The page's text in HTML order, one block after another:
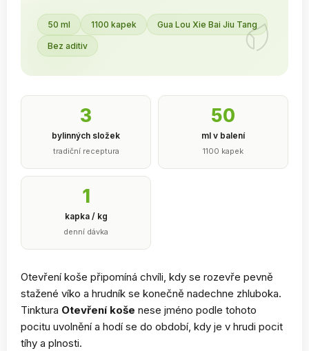
50 ml 1100 kapek Gua Lou Xie Bai Jiu Tang
Bez aditiv
3
bylinných složek
tradiční receptura
50
ml v balení
1100 kapek
1
kapka / kg
denní dávka
Otevření koše připomíná chvíli, kdy se rozevře pevně
stažené víko a hrudník se konečně nadechne zhluboka.
Tinktura Otevření koše nese jméno podle tohoto
pocitu uvolnění a hodí se do období, kdy je v hrudi pocit
tíhy a plnosti.